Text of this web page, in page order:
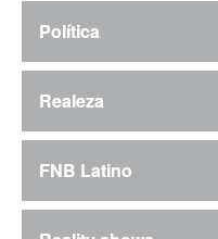
Política
Realeza
FNB Latino